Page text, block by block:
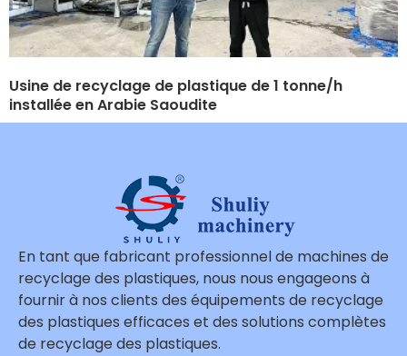
Usine de recyclage de plastique de 1 tonne/h
installée en Arabie Saoudite
En tant que fabricant professionnel de machines de
recyclage des plastiques, nous nous engageons à
fournir à nos clients des équipements de recyclage
des plastiques efficaces et des solutions complètes
de recyclage des plastiques.